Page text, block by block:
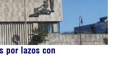
por lazos con